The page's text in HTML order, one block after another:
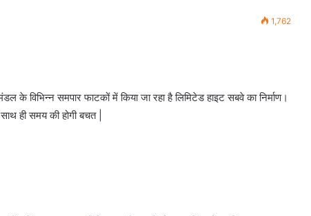
1,762
के विभिन्न समपार फाटकों में किया जा रहा है लिमिटेड हाइट सबवे का निर्माण।
ही समय की होगी बचत |